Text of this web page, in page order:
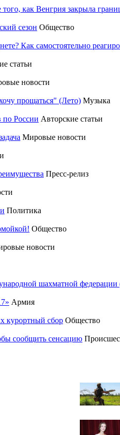
как Венгрия закрыла
сезон Общество
Как самостоятельно
статьи
новости
прощаться" (Лето) Музыка
по России Авторские статьи
Мировые новости
Пресс-релиз
Политика
Общество
новости
шахматной
Армия
курортный сбор Общество
сообщить сенсацию